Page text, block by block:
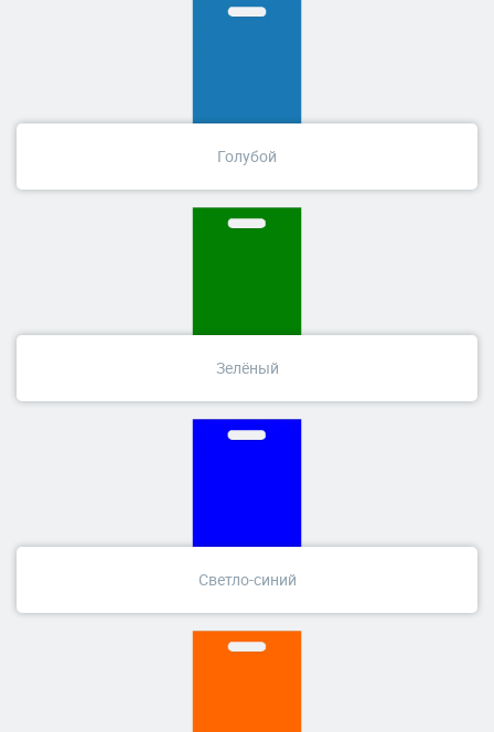
Голубой
Зелёный
Светло-синий